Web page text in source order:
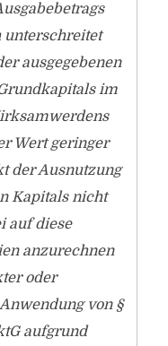
ausgegebenen
im
Wert geringer
der Ausnutzung
Kapitals nicht
auf diese
anzurechnen
oder
von §
aufgrund